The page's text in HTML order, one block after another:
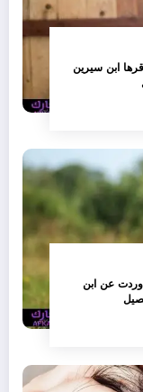
ابن سيرين
عن ابن